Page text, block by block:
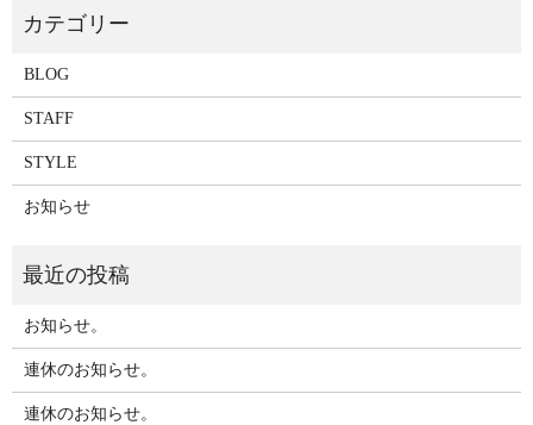
BLOG
STAFF
STYLE
お知らせ
お知らせ。
連休のお知らせ。
連休のお知らせ。